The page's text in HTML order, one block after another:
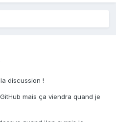
discussion !
mais ça viendra quand je